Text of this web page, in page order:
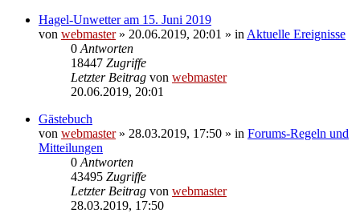
Hagel-Unwetter am 15. Juni 2019
von webmaster» 20.06.2019, 20:01 » in Aktuelle Ereignisse
0 Antworten
18447 Zugriffe
Letzter Beitrag von webmaster
20.06.2019, 20:01
Gästebuch
von webmaster» 28.03.2019, 17:50 » in Forums-Regeln und
Mitteilungen
0 Antworten
43495 Zugriffe
Letzter Beitrag von webmaster
28.03.2019, 17:50